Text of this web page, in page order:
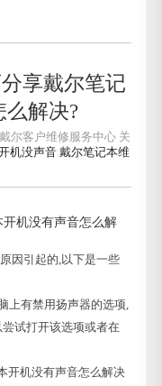
享戴尔笔记
解决?
尔客户维修服务中心 关
机没声音 戴尔笔记本维
机没有声音怎么解
因引起的,以下是一些
上有禁用扬声器的选项,
试打开该选项或者在